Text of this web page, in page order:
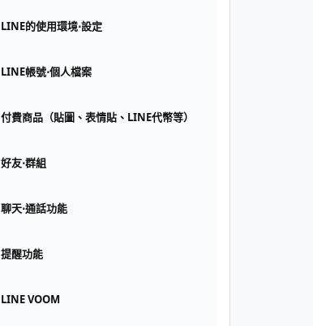
LINE的使用環境⋅設定
LINE帳號⋅個人檔案
付費商品（貼圖、表情貼、LINE代幣等）
好友⋅群組
聊天⋅通話功能
提醒功能
LINE VOOM